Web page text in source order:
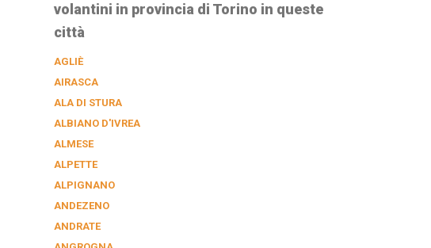
volantini in provincia di Torino in queste
città
AGLIÈ
AIRASCA
ALA DI STURA
ALBIANO D'IVREA
ALMESE
ALPETTE
ALPIGNANO
ANDEZENO
ANDRATE